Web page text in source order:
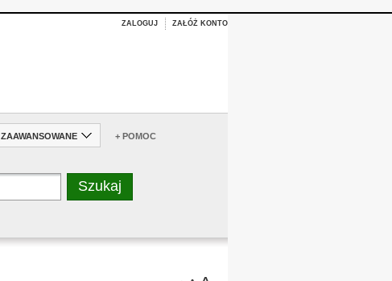
ZALOGUJ ZAŁÓŻ KONTO
ZAAWANSOWANE + POMOC